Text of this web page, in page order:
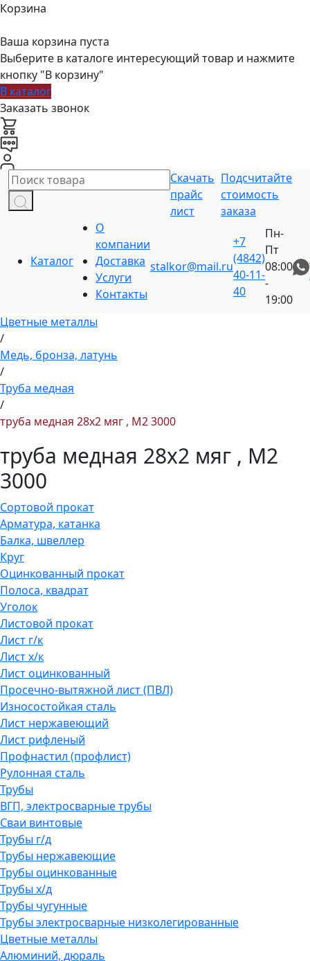
Корзина
Ваша корзина пуста
Выберите в каталоге интересующий товар и нажмите
кнопку "В корзину"
В каталог
Заказать звонок
Скачать
прайс
лист
Подсчитайте
стоимость
заказа
Каталог
О
компании
Доставка
Услуги
Контакты
stalkor@mail.ru
+7
(4842)
40-11-
40
Пн-
Пт
08:00
-
19:00
Цветные металлы
/
Медь, бронза, латунь
/
Труба медная
/
труба медная 28x2 мяг , М2 3000
труба медная 28x2 мяг , М2
3000
Сортовой прокат
Арматура, катанка
Балка, швеллер
Круг
Оцинкованный прокат
Полоса, квадрат
Уголок
Листовой прокат
Лист г/к
Лист х/к
Лист оцинкованный
Просечно-вытяжной лист (ПВЛ)
Износостойкая сталь
Лист нержавеющий
Лист рифленый
Профнастил (профлист)
Рулонная сталь
Трубы
ВГП, электросварные трубы
Сваи винтовые
Трубы г/д
Трубы нержавеющие
Трубы оцинкованные
Трубы х/д
Трубы чугунные
Трубы электросварные низколегированные
Цветные металлы
Алюминий, дюраль